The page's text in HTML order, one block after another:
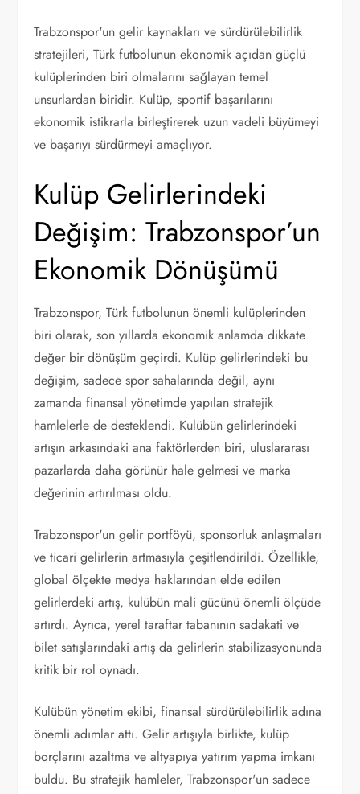
Trabzonspor'un gelir kaynakları ve sürdürülebilirlik
stratejileri, Türk futbolunun ekonomik açıdan güçlü
kulüplerinden biri olmalarını sağlayan temel
unsurlardan biridir. Kulüp, sportif başarılarını
ekonomik istikrarla birleştirerek uzun vadeli büyümeyi
ve başarıyı sürdürmeyi amaçlıyor.
Kulüp Gelirlerindeki
Değişim: Trabzonspor’un
Ekonomik Dönüşümü
Trabzonspor, Türk futbolunun önemli kulüplerinden
biri olarak, son yıllarda ekonomik anlamda dikkate
değer bir dönüşüm geçirdi. Kulüp gelirlerindeki bu
değişim, sadece spor sahalarında değil, aynı
zamanda finansal yönetimde yapılan stratejik
hamlelerle de desteklendi. Kulübün gelirlerindeki
artışın arkasındaki ana faktörlerden biri, uluslararası
pazarlarda daha görünür hale gelmesi ve marka
değerinin artırılması oldu.
Trabzonspor'un gelir portföyü, sponsorluk anlaşmaları
ve ticari gelirlerin artmasıyla çeşitlendirildi. Özellikle,
global ölçekte medya haklarından elde edilen
gelirlerdeki artış, kulübün mali gücünü önemli ölçüde
artırdı. Ayrıca, yerel taraftar tabanının sadakati ve
bilet satışlarındaki artış da gelirlerin stabilizasyonunda
kritik bir rol oynadı.
Kulübün yönetim ekibi, finansal sürdürülebilirlik adına
önemli adımlar attı. Gelir artışıyla birlikte, kulüp
borçlarını azaltma ve altyapıya yatırım yapma imkanı
buldu. Bu stratejik hamleler, Trabzonspor'un sadece